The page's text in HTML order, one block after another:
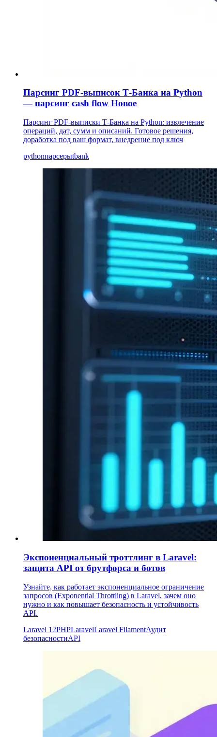
Парсинг PDF-выписок Т-Банка на Python
— парсинг cash flow Новое
Парсинг PDF-выписки Т-Банка на Python: извлечение
операций, дат, сумм и описаний. Готовое решения,
доработка под ваш формат, внедрение под ключ
pythonпарсерыtbank
Экспоненциальный троттлинг в Laravel:
защита API от брутфорса и ботов
Узнайте, как работает экспоненциальное ограничение
запросов (Exponential Throttling) в Laravel, зачем оно
нужно и как повышает безопасность и устойчивость
API.
Laravel 12PHPLaravelLaravel FilamentАудит
безопасностиAPI